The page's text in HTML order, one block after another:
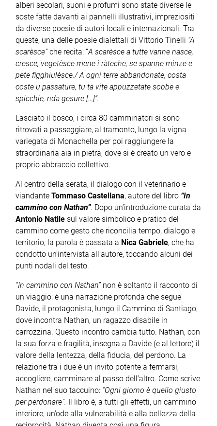
alberi secolari, suoni e profumi sono state diverse le
soste fatte davanti ai pannelli illustrativi, impreziositi
da diverse poesie di autori locali e internazionali. Tra
queste, una delle poesie dialettali di Vittorio Tinelli “A
scarèsce”che recita: “A scarèsce a tutte vanne nasce,
cresce, vegetèsce mene i ràteche, se spanne minze e
pete figghiulèsce./ A ogni terre abbandonate, costa
coste u passature, tu ta vite appuzzetate sobbe e
spicchie, nda gesure […]”.
Lasciato il bosco, i circa 80 camminatori si sono
ritrovati a passeggiare, al tramonto, lungo la vigna
variegata di Monachella per poi raggiungere la
straordinaria aia in pietra, dove si è creato un vero e
proprio abbraccio collettivo.
Al centro della serata, il dialogo con il veterinario e
viandante Tommaso Castellana, autore del libro “In
cammino con Nathan”. Dopo un’introduzione curata da
Antonio Natile sul valore simbolico e pratico del
cammino come gesto che riconcilia tempo, dialogo e
territorio, la parola è passata a Nica Gabriele, che ha
condotto un’intervista all’autore, toccando alcuni dei
punti nodali del testo.
“In cammino con Nathan” non è soltanto il racconto di
un viaggio: è una narrazione profonda che segue
Davide, il protagonista, lungo il Cammino di Santiago,
dove incontra Nathan, un ragazzo disabile in
carrozzina. Questo incontro cambia tutto. Nathan, con
la sua forza e fragilità, insegna a Davide (e al lettore) il
valore della lentezza, della fiducia, del perdono. La
relazione tra i due è un invito potente a fermarsi,
accogliere, camminare al passo dell’altro. Come scrive
Nathan nel suo taccuino: “Ogni giorno è quello giusto
per perdonare”. Il libro è, a tutti gli effetti, un cammino
interiore, un’ode alla vulnerabilità e alla bellezza della